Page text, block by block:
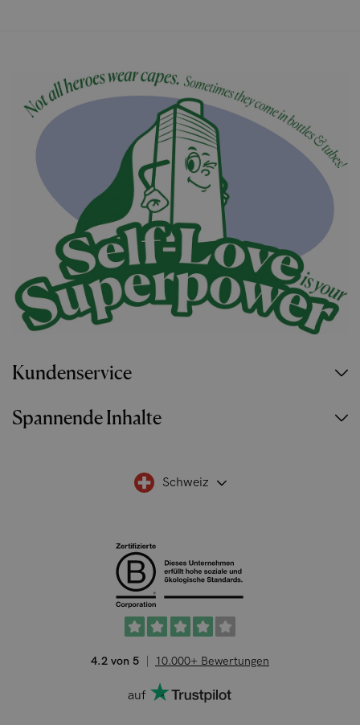
Kundenservice
Spannende Inhalte
Schweiz
4.2 von 5 10.000+ Bewertungen
auf